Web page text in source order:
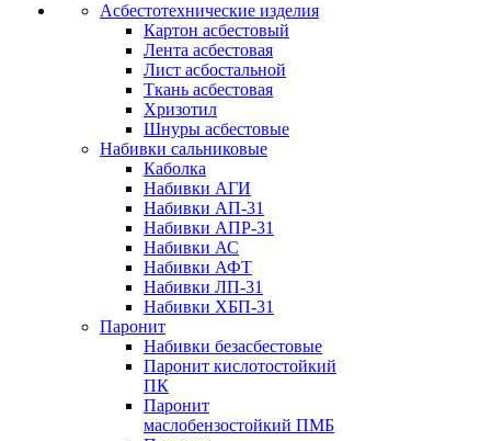
Асбестотехнические изделия
Картон асбестовый
Лента асбестовая
Лист асбостальной
Ткань асбестовая
Хризотил
Шнуры асбестовые
Набивки сальниковые
Каболка
Набивки АГИ
Набивки АП-31
Набивки АПР-31
Набивки АС
Набивки АФТ
Набивки ЛП-31
Набивки ХБП-31
Паронит
Набивки безасбестовые
Паронит кислотостойкий
ПК
Паронит
маслобензостойкий ПМБ